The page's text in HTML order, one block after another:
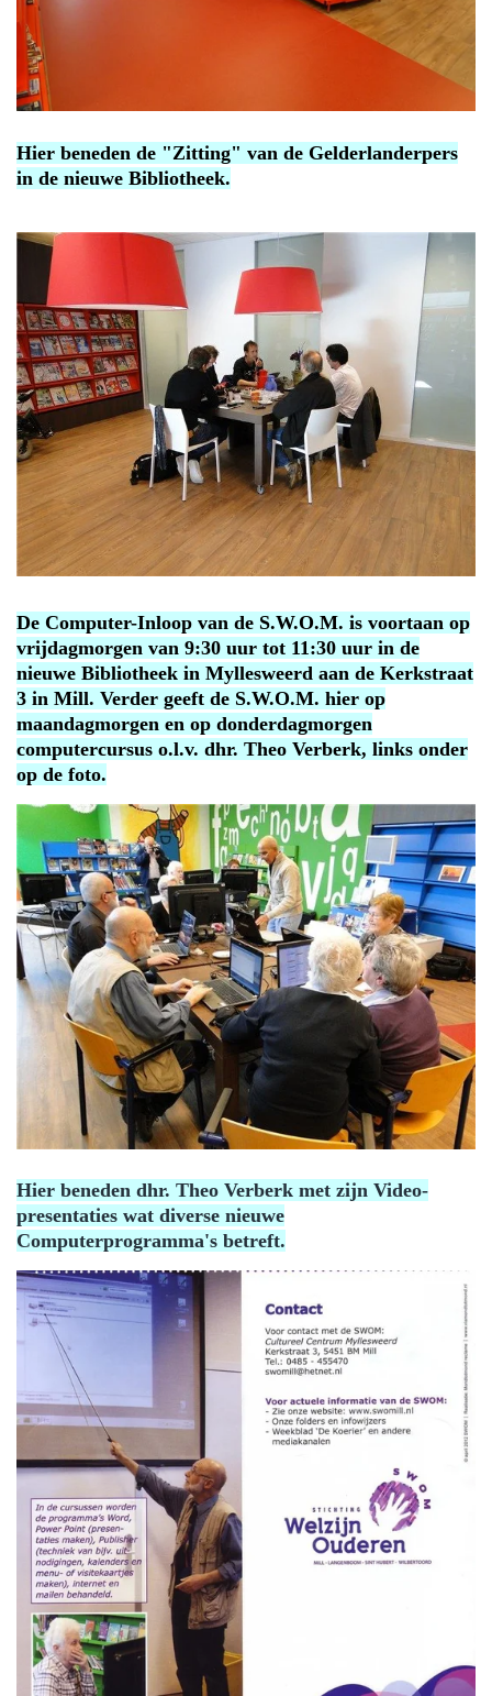
Hier beneden de "Zitting" van de Gelderlanderpers
in de nieuwe Bibliotheek.
De Computer-Inloop van de S.W.O.M. is voortaan op
vrijdagmorgen van 9:30 uur tot 11:30 uur in de
nieuwe Bibliotheek in Myllesweerd aan de Kerkstraat
3 in Mill. Verder geeft de S.W.O.M. hier op
maandagmorgen en op donderdagmorgen
computercursus o.l.v. dhr. Theo Verberk, links onder
op de foto.
Hier beneden dhr. Theo Verberk met zijn Video-
presentaties wat diverse nieuwe
Computerprogramma's betreft.